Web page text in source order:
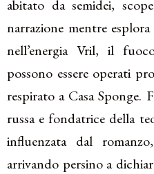
abitato da semidei,
narrazione mentre
nell’energia Vril, il
possono essere operati
respirato a Casa Sponge.
russa e fondatrice della
influenzata dal
arrivando persino a